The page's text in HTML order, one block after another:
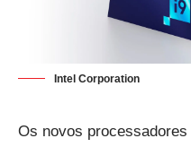
Intel Corporation
Os novos processadores